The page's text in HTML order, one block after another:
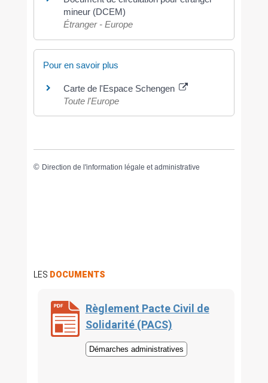
mineur (DCEM)
Étranger - Europe
Pour en savoir plus
Carte de l'Espace Schengen
Toute l'Europe
© Direction de l'information légale et administrative
LES DOCUMENTS
Règlement Pacte Civil de
Solidarité (PACS)
Démarches administratives